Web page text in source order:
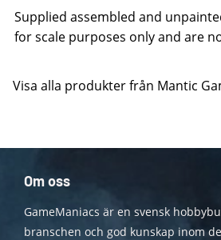
Supplied assembled and
for scale purposes only and are
Visa alla produkter från Mantic
Om oss
GameManiacs är en svensk
branschen och god kunskap inom